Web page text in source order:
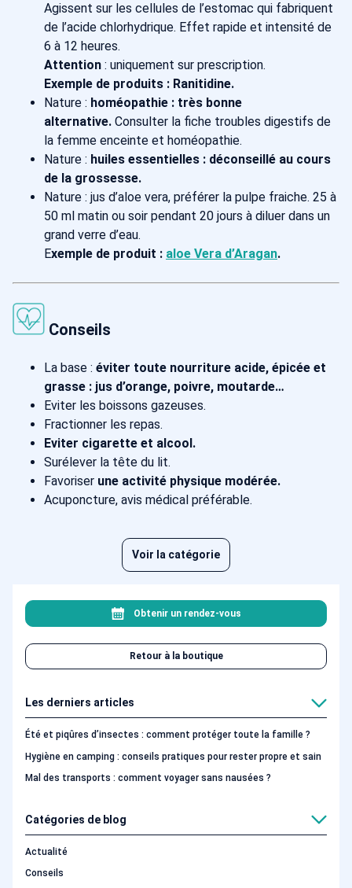
Agissent sur les cellules de l’estomac qui fabriquent
de l’acide chlorhydrique. Effet rapide et intensité de
6 à 12 heures.
Attention : uniquement sur prescription.
Exemple de produits : Ranitidine.
Nature : homéopathie : très bonne
alternative. Consulter la fiche troubles digestifs de
la femme enceinte et homéopathie.
Nature : huiles essentielles : déconseillé au cours
de la grossesse.
Nature : jus d’aloe vera, préférer la pulpe fraiche. 25 à
50 ml matin ou soir pendant 20 jours à diluer dans un
grand verre d’eau.
Exemple de produit : aloe Vera d’Aragan.
Conseils
La base : éviter toute nourriture acide, épicée et
grasse : jus d’orange, poivre, moutarde…
Eviter les boissons gazeuses.
Fractionner les repas.
Eviter cigarette et alcool.
Surélever la tête du lit.
Favoriser une activité physique modérée.
Acuponcture, avis médical préférable.
Voir la catégorie
Obtenir un rendez-vous
Retour à la boutique
Les derniers articles
Été et piqûres d’insectes : comment protéger toute la famille ?
Hygiène en camping : conseils pratiques pour rester propre et sain
Mal des transports : comment voyager sans nausées ?
Catégories de blog
Actualité
Conseils